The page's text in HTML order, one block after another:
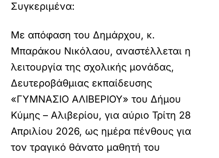
Συγκεριμένα:
Με απόφαση του Δημάρχου, κ.
Μπαράκου Νικόλαου, αναστέλλεται η
λειτουργία της σχολικής μονάδας,
Δευτεροβάθμιας εκπαίδευσης
«ΓΥΜΝΑΣΙΟ ΑΛΙΒΕΡΙΟΥ» του Δήμου
Κύμης – Αλιβερίου, για αύριο Τρίτη 28
Απριλίου 2026, ως ημέρα πένθους για
τον τραγικό θάνατο μαθητή του